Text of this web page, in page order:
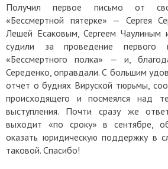
Получил первое письмо от
«Бессмертной пятерке» — Сергея
Лешей Есаковым, Сергеем Чаулиным
судили за проведение первого
«Бессмертного полка»
—и,
Середенко, оправдали. С большим
отчет о буднях Вируской тюрьмы,
происходящего и посмеялся над
выступления. Почти сразу же
выходит «по сроку» в сентябре,
оказать юридическую поддержку в
таковой. Спасибо!